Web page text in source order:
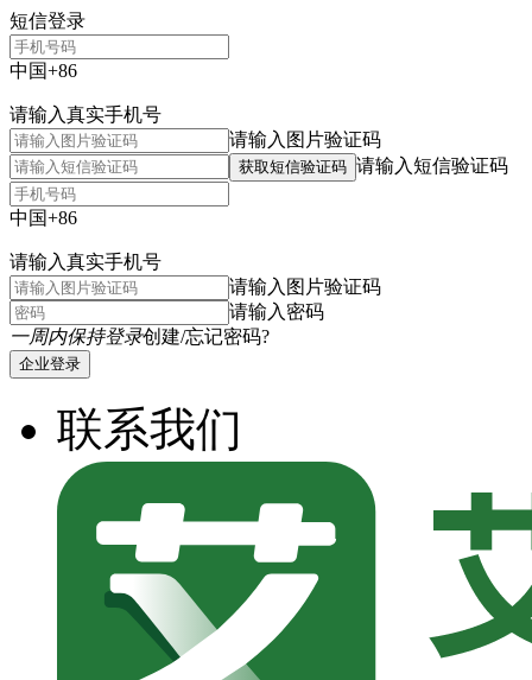
短信登录
中国+86
请输入真实手机号
请输入图片验证码
获取短信验证码 请输入短信验证码
中国+86
请输入真实手机号
请输入图片验证码
请输入密码
一周内保持登录创建/忘记密码?
企业登录
联系我们